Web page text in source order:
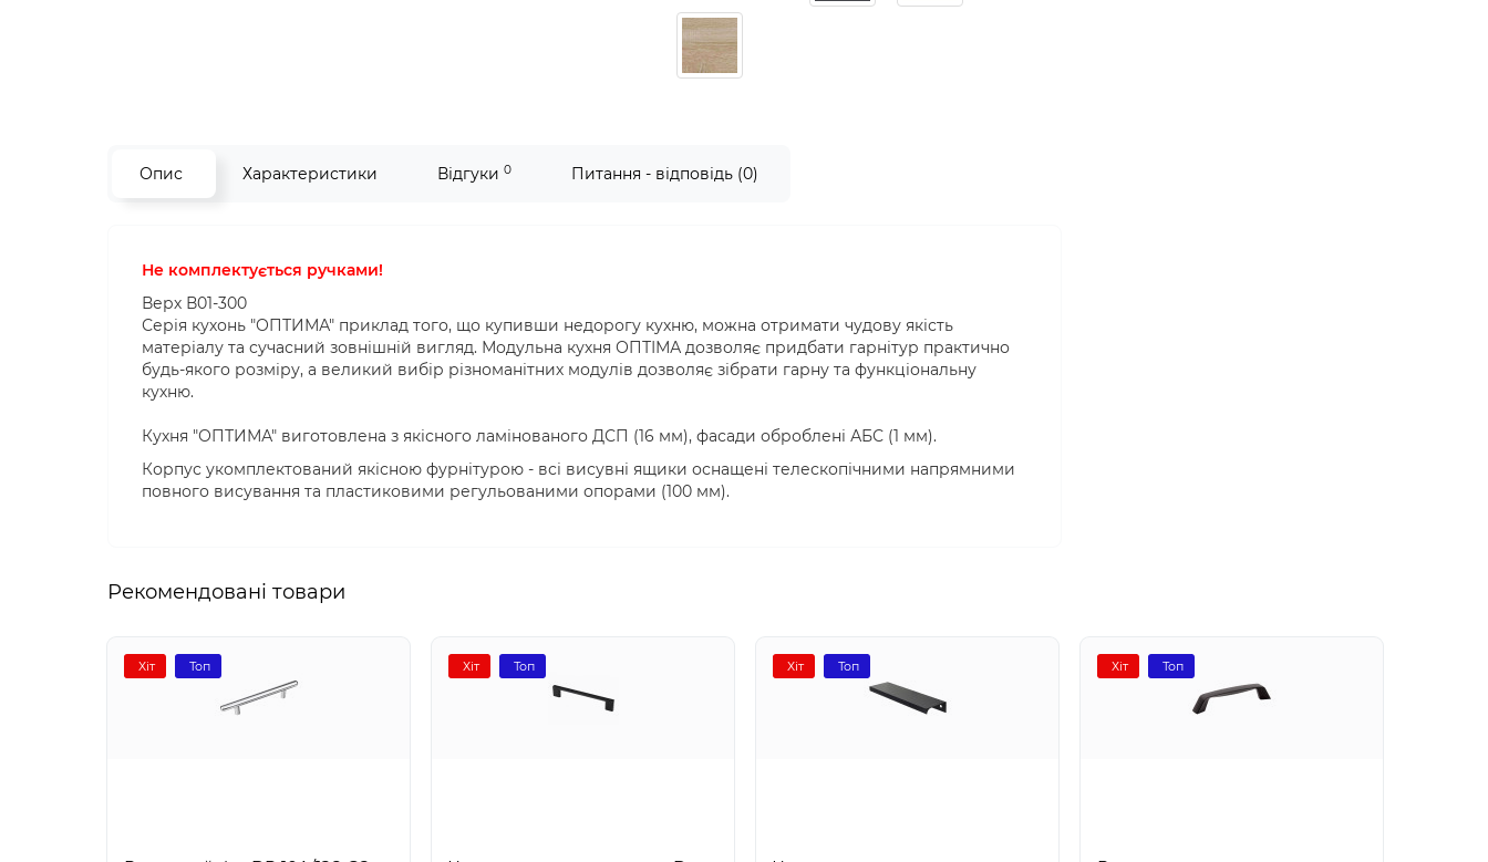
Опис Характеристики Відгуки 0 Питання - відповідь (0)
Не комплектується ручками!
Верх В01-300
Серія кухонь "ОПТИМА" приклад того, що купивши недорогу кухню, можна отримати чудову якість
матеріалу та сучасний зовнішній вигляд. Модульна кухня ОПТІМА дозволяє придбати гарнітур практично
будь-якого розміру, а великий вибір різноманітних модулів дозволяє зібрати гарну та функціональну
кухню.
Кухня "ОПТИМА" виготовлена ​​з якісного ламінованого ДСП (16 мм), фасади оброблені АБС (1 мм).
Корпус укомплектований якісною фурнітурою - всі висувні ящики оснащені телескопічними напрямними
повного висування та пластиковими регульованими опорами (100 мм).
Рекомендовані товари
Хіт Топ Хіт Топ Хіт Топ Хіт Топ